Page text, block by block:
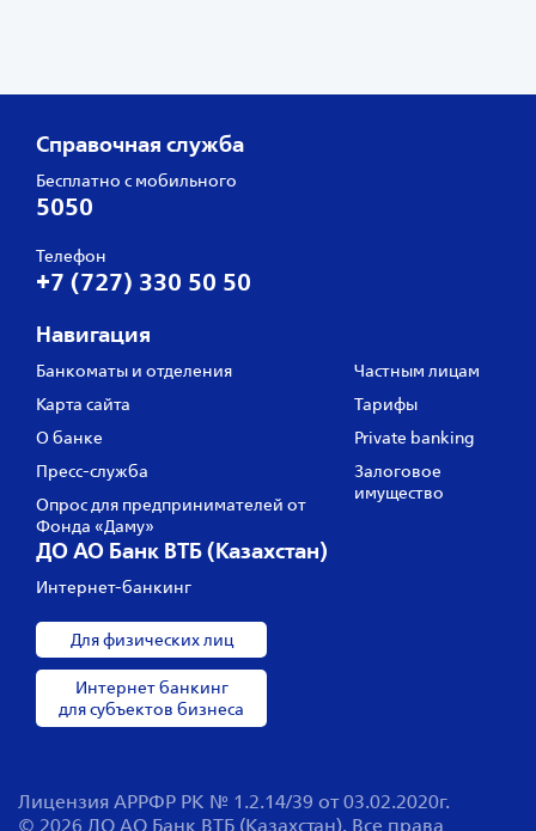
Справочная служба
Бесплатно с мобильного
5050
Телефон
+7 (727) 330 50 50
Навигация
Банкоматы и отделения
Карта сайта
О банке
Пресс‑служба
Опрос для предпринимателей от
Фонда «Даму»
Частным лицам
Тарифы
Private banking
Залоговое
имущество
ДО АО Банк ВТБ (Казахстан)
Интернет-банкинг
Для физических лиц
Интернет банкинг
для субъектов бизнеса
Лицензия АРРФР РК № 1.2.14/39 от 03.02.2020г.
© 2026 ДО АО Банк ВТБ (Казахстан). Все права